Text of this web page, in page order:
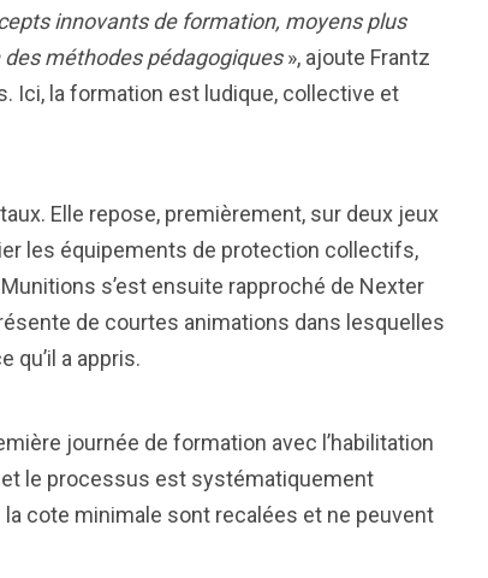
innovants de formation, moyens plus
méthodes pédagogiques», ajoute Frantz
Ici, la formation est ludique, collective et
Elle repose, premièrement, sur deux jeux
les équipements de protection collectifs,
Munitions s’est ensuite rapproché de Nexter
de courtes animations dans lesquelles
qu’il a appris.
journée de formation avec l’habilitation
le processus est systématiquement
cote minimale sont recalées et ne peuvent